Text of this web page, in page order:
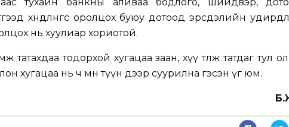
хөндлөнгөөс оролцох буюу дотоод эрсдэлийн
нь хуулиар хориотой.
татахдаа тодорхой хугацаа заан, хүү төлж татдаг тул
хугацаа нь ч мөн түүн дээр суурилна гэсэн үг юм.